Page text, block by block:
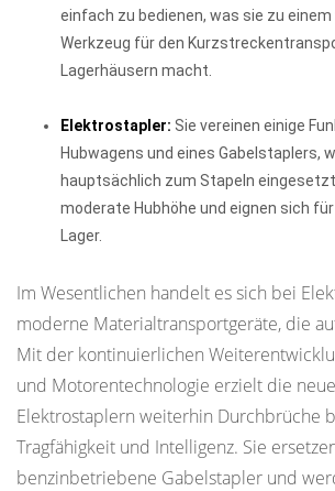
einfach zu bedienen, was sie zu
Werkzeug für den
Lagerhäusern macht.
Elektrostapler: Sie vereinen einige
Hubwagens und eines Gabelstaplers,
hauptsächlich zum Stapeln
moderate Hubhöhe und eignen sich
Lager.
Im Wesentlichen handelt es sich bei
moderne Materialtransportgeräte, die
Mit der kontinuierlichen
und Motorentechnologie erzielt die
Elektrostaplern weiterhin Durchbrüche
Tragfähigkeit und Intelligenz. Sie
benzinbetriebene Gabelstapler und